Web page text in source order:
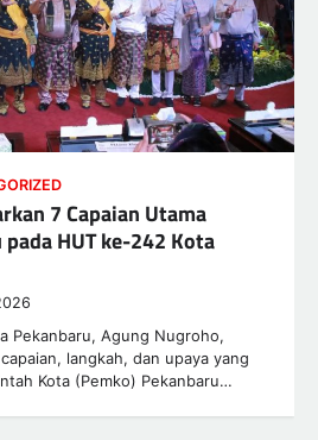
7 Capaian Utama
HUT ke-242 Kota
Pekanbaru, Agung Nugroho,
langkah, dan upaya yang
Kota (Pemko) Pekanbaru…